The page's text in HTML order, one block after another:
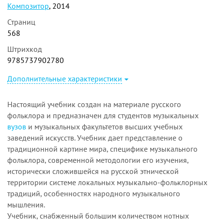
Композитор, 2014
Страниц
568
Штрихкод
9785737902780
Дополнительные характеристики
Настоящий учебник создан на материале русского
фольклора и предназначен для студентов музыкальных
вузов и музыкальных факультетов высших учебных
заведений искусств. Учебник дает представление о
традиционной картине мира, специфике музыкального
фольклора, современной методологии его изучения,
исторически сложившейся на русской этнической
территории системе локальных музыкально-фольклорных
традиций, особенностях народного музыкального
мышления.
Учебник, снабженный большим количеством нотных